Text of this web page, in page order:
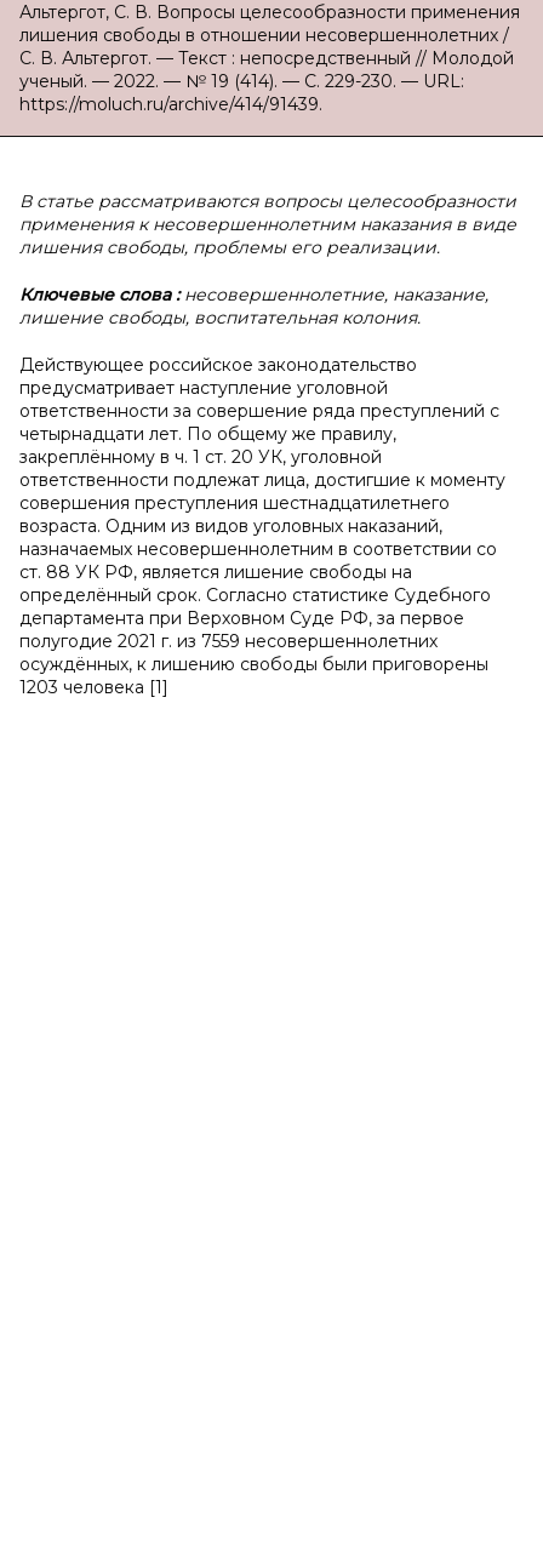
Альтергот, С. В. Вопросы целесообразности применения
лишения свободы в отношении несовершеннолетних /
С. В. Альтергот. — Текст : непосредственный // Молодой
ученый. — 2022. — № 19 (414). — С. 229-230. — URL:
https://moluch.ru/archive/414/91439.
В статье рассматриваются вопросы целесообразности
применения к несовершеннолетним наказания в виде
лишения свободы, проблемы его реализации.
Ключевые слова :несовершеннолетние, наказание,
лишение свободы, воспитательная колония.
Действующее российское законодательство
предусматривает наступление уголовной
ответственности за совершение ряда преступлений с
четырнадцати лет. По общему же правилу,
закреплённому в ч. 1 ст. 20 УК, уголовной
ответственности подлежат лица, достигшие к моменту
совершения преступления шестнадцатилетнего
возраста. Одним из видов уголовных наказаний,
назначаемых несовершеннолетним в соответствии со
ст. 88 УК РФ, является лишение свободы на
определённый срок. Согласно статистике Судебного
департамента при Верховном Суде РФ, за первое
полугодие 2021 г. из 7559 несовершеннолетних
осуждённых, к лишению свободы были приговорены
1203 человека [1]